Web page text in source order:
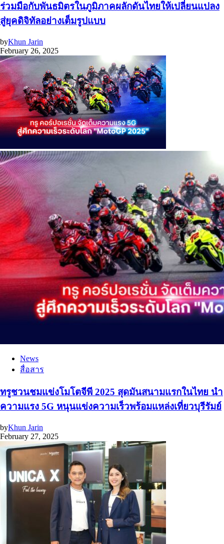
ร่วมมือกับพันธมิตรในภูมิภาคผลักดันไทยให้เปลี่ยนแปลง
สู่ยุคดิจิทัลอย่างเต็มรูปแบบ
byKhun Jarin
February 26, 2025
News
สื่อสาร
ทรูชวนชมแข่งโมโตจีพี 2025 สุดมันสนามแรกในไทย นำ
ความแรง 5G หนุนแข่งความเร็วพร้อมแหล่งเที่ยวบุรีรัมย์
byKhun Jarin
February 27, 2025